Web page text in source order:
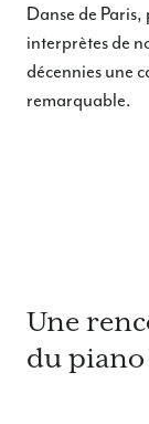
Danse de
interprètes de
décennies une
remarquable.
Une
du